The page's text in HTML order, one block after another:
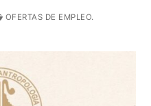
OFERTAS DE EMPLEO.